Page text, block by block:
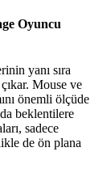
Oyuncu
yanı sıra
Mouse ve
önemli ölçüde
beklentilere
sadece
de ön plana